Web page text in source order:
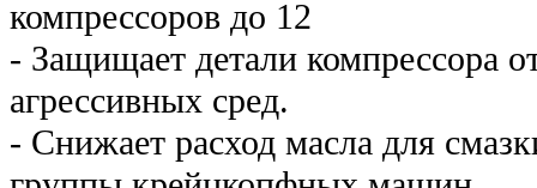
компрессоров до 12
- Защищает детали компрессора
агрессивных сред.
- Снижает расход масла для